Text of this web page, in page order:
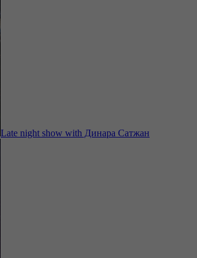
Late night show with Динара Сатжан